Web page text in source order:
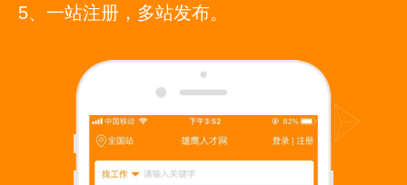
5、一站注册，多站发布。